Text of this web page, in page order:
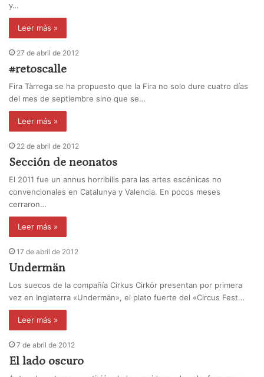
y…
Leer más »
27 de abril de 2012
#retoscalle
Fira Tàrrega se ha propuesto que la Fira no solo dure cuatro días
del mes de septiembre sino que se…
Leer más »
22 de abril de 2012
Sección de neonatos
El 2011 fue un annus horribilis para las artes escénicas no
convencionales en Catalunya y Valencia. En pocos meses
cerraron…
Leer más »
17 de abril de 2012
Undermän
Los suecos de la compañía Cirkus Cirkör presentan por primera
vez en Inglaterra «Undermän», el plato fuerte del «Circus Fest…
Leer más »
7 de abril de 2012
El lado oscuro